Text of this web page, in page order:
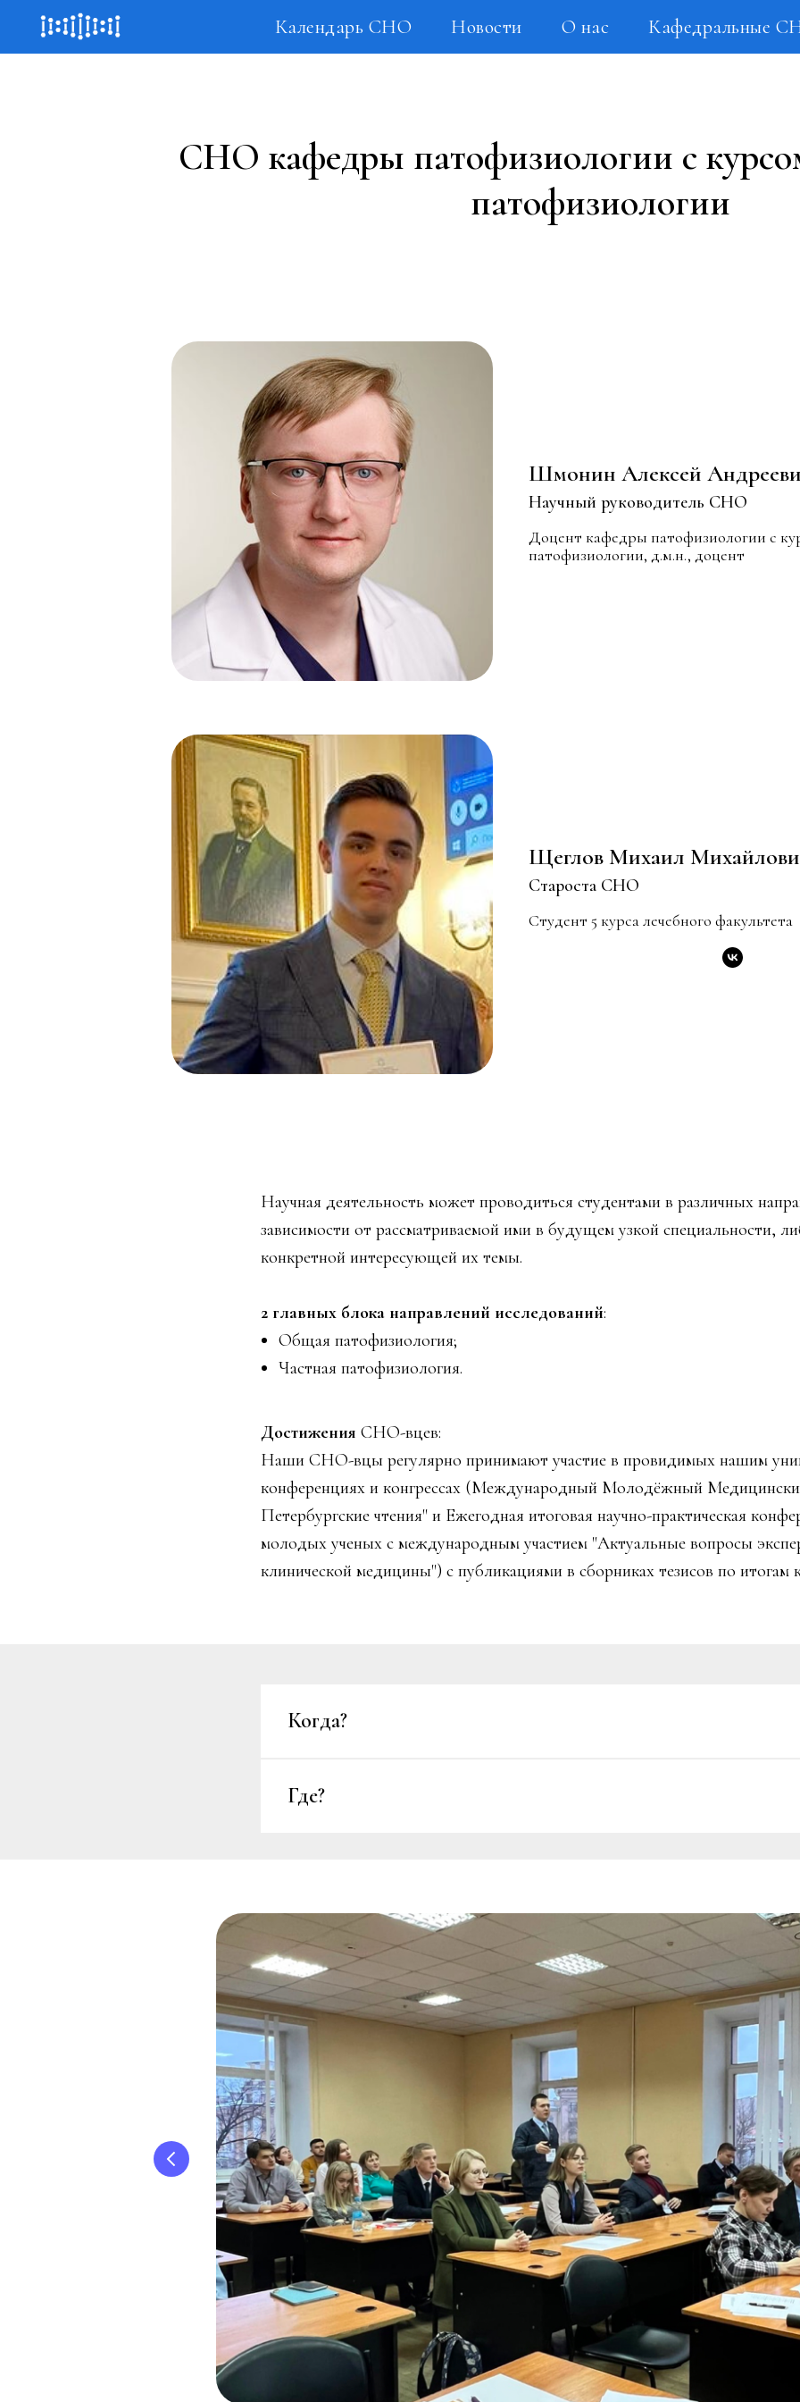
Календарь СНО Новости О нас Кафедральные
СНО кафедры патофизиологии с
патофизиологии
Шмонин Алексей
Научный руководитель СНО
Доцент кафедры патофизиологии с
патофизиологии, д.м.н., доцент
Щеглов Михаил
Староста СНО
Студент 5 курса лечебного факультета
Научная деятельность может проводиться студентами в различных
зависимости от рассматриваемой ими в будущем узкой специальности,
конкретной интересующей их темы.
2 главных блока направлений исследований:
Общая патофизиология;
Частная патофизиология.
Достижения СНО-вцев:
Наши СНО-вцы регулярно принимают участие в провидимых нашим
конференциях и конгрессах (Международный Молодёжный
Петербургские чтения" и Ежегодная итоговая научно-практическая
молодых ученых с международным участием "Актуальные вопросы
клинической медицины") с публикациями в сборниках тезисов по итогам
Когда?
Где?